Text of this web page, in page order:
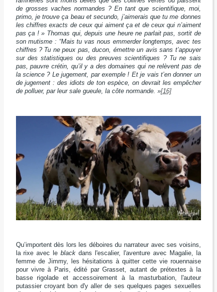
de grosses vaches normandes ? En tant que scientifique, moi,
primo, je trouve ça beau et secundo, j’aimerais que tu me donnes
les chiffres exacts de ceux qui aiment ça et de ceux qui n’aiment
pas ça ! » Thomas qui, depuis une heure ne parlait pas, sortit de
son mutisme : “Mais tu vas nous emmerder longtemps, avec tes
chiffres ? Tu ne peux pas, ducon, émettre un avis sans t’appuyer
sur des statistiques ou des preuves scientifiques ? Tu ne sais
pas, pauvre crétin, qu’il y a des domaines qui ne relèvent pas de
la science ? Le jugement, par exemple ! Et je vais t’en donner un
de jugement : des idiots de ton espèce, on devrait les empêcher
de polluer, par leur sale gueule, la côte normande. »[16]
Qu’importent dès lors les déboires du narrateur avec ses voisins,
la rixe avec leblack dans l'escalier, l'aventure avec Magalie, la
femme de Jimmy, les hésitations à quitter cette vie rouennaise
pour vivre à Paris, édité par Grasset, autant de prétextes à la
basse rigolade et accessoirement à la masturbation, l'auteur
putassier croyant bon d'y aller de ses quelques pages sexuelles